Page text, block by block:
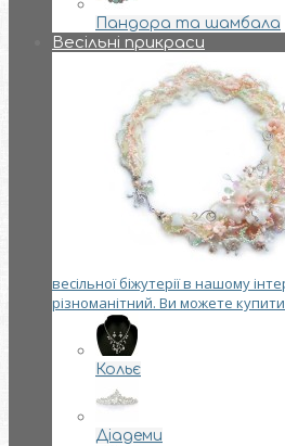
Пандора та шамбала
Весільні прикраси
весільної біжутерії в нашому
різноманітний. Ви можете
Кольє
Діадеми